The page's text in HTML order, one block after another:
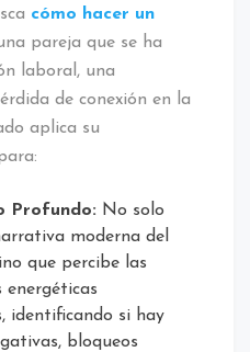
cómo hacer un
pareja que se ha
laboral, una
de conexión en la
aplica su
Profundo: No solo
moderna del
que percibe las
energéticas
identificando si hay
bloqueos